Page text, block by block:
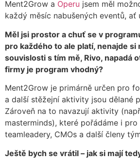
Ment2Grow a Operu jsem měl
každý měsíc nabušených eventů, ať
Měl jsi prostor a chuť se v
pro každého to ale platí, nenajde si
souvislosti s tím mě, Rivo, napadá
firmy je program vhodný?
Ment2Grow je primárně určen pro
a další stěžejní aktivity jsou dělané
Zároveň na to navazují aktivity
masterminds), které pořádáme i
teamleadery, CMOs a další členy
Ještě bych se vrátil – jak si mají